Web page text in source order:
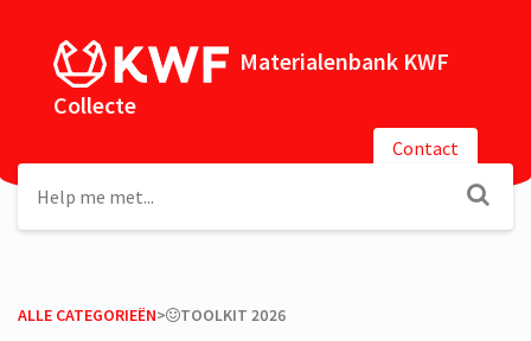
Materialenbank KWF
Collecte
Contact
ALLE CATEGORIEËN​>​ ​TOOLKIT 2026